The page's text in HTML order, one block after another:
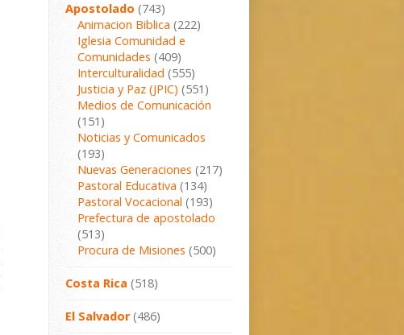
Apostolado (743)
Animacion Biblica (222)
Iglesia Comunidad e
Comunidades (409)
Interculturalidad (555)
Justicia y Paz (JPIC) (551)
Medios de Comunicación
(151)
Noticias y Comunicados
(193)
Nuevas Generaciones (217)
Pastoral Educativa (134)
Pastoral Vocacional (193)
Prefectura de apostolado
(513)
Procura de Misiones (500)
Costa Rica (518)
El Salvador(486)